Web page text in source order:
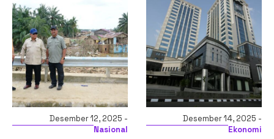
Desember 12, 2025 -
Nasional
Desember 14, 2025 -
Ekonomi